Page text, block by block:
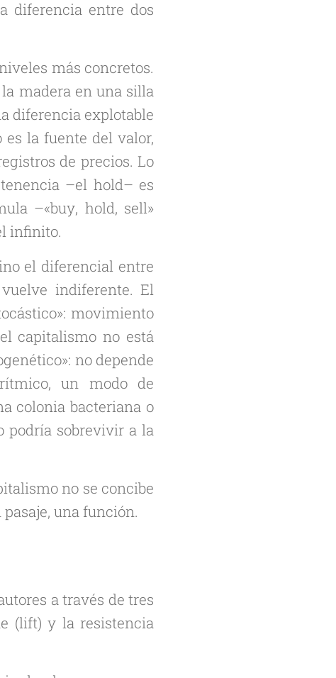
diferencia entre dos
más concretos.
madera en una silla
diferencia explotable
la fuente del valor,
de precios. Lo
–el hold– es
–«buy, hold, sell»
infinito.
el diferencial entre
indiferente. El
movimiento
capitalismo no está
no depende
un modo de
colonia bacteriana o
podría sobrevivir a la
no se concibe
una función.
a través de tres
(lift) y la resistencia